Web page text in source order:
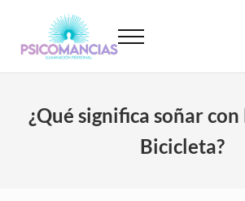
Psicomancias
Menu
¿Qué significa soñar
Bicicleta?